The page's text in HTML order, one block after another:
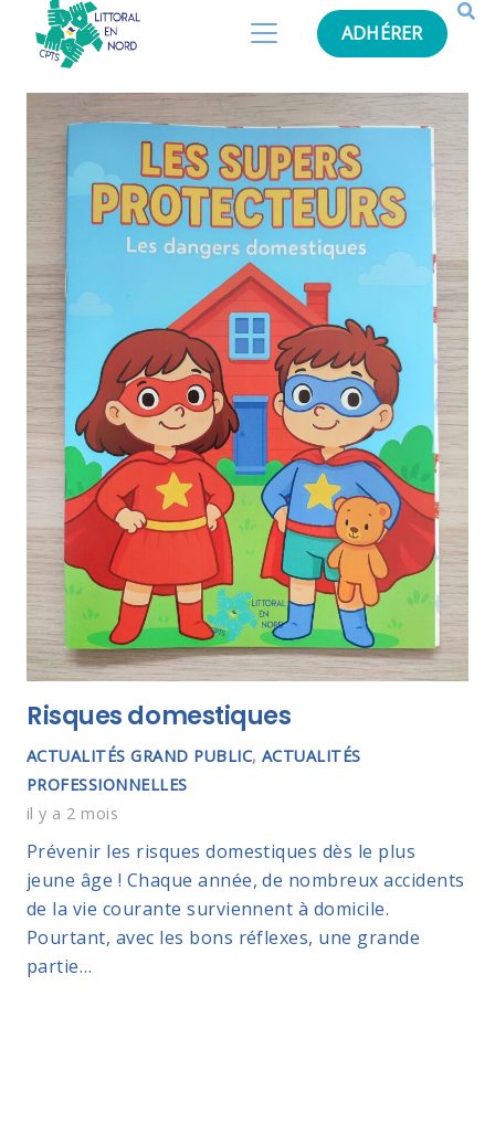
ADHÉRER
Risques domestiques
ACTUALITÉS GRAND PUBLIC,ACTUALITÉS
PROFESSIONNELLES
il y a 2 mois
Prévenir les risques domestiques dès le plus
jeune âge ! Chaque année, de nombreux accidents
de la vie courante surviennent à domicile.
Pourtant, avec les bons réflexes, une grande
partie…